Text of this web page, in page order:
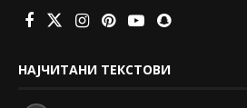
НАЈЧИТАНИ ТЕКСТОВИ